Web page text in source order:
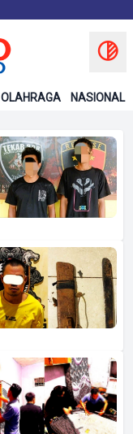
OLAHRAGA NASIONAL